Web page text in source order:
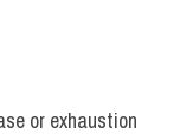
or exhaustion